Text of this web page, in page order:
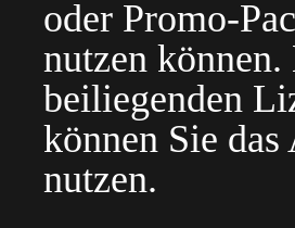
oder Promo-
nutzen können.
beiliegenden
können Sie
nutzen.